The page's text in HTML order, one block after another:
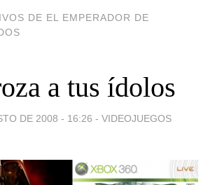
DE EL EMPERADOR DE
a tus ídolos
DE 2008 - 16:26 - VIDEOJUEGOS